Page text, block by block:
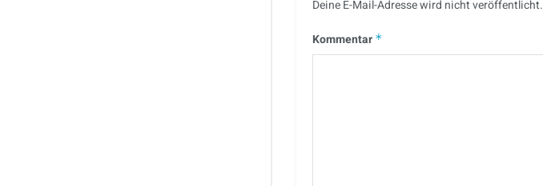
Deine E-Mail-Adresse wird nicht veröffentlicht.
Kommentar *